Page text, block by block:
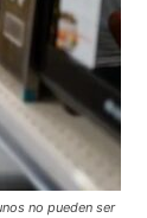
no pueden ser